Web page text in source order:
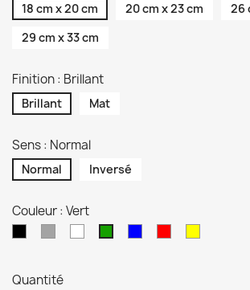
18 cm x 20 cm 20 cm x 23 cm
26
29 cm x 33 cm
Finition : Brillant
Brillant Mat
Sens : Normal
Normal Inversé
Couleur : Vert
Quantité